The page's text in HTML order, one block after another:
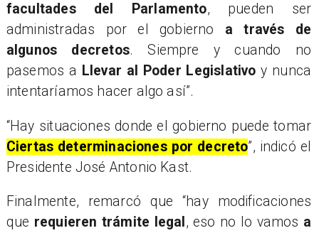
facultades del Parlamento, pueden ser
administradas por el gobierno a través de
algunos decretos. Siempre y cuando no
pasemos a Llevar al Poder Legislativo y nunca
intentaríamos hacer algo así”.
“Hay situaciones donde el gobierno puede tomar
Ciertas determinaciones por decreto”, indicó el
Presidente José Antonio Kast.
Finalmente, remarcó que “hay modificaciones
que requieren trámite legal , eso no lo vamos a